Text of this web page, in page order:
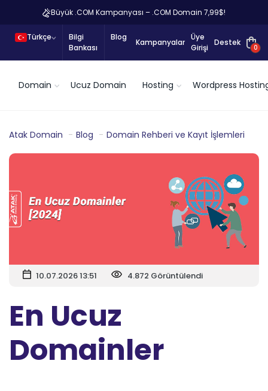
Büyük .COM Kampanyası – .COM Domain 7,99$!
Türkçe
Bilgi
Bankası
Blog
Kampanyalar
Üye
Girişi
Destek
0
Domain Ucuz Domain Hosting Wordpress
Atak Domain Blog Domain Rehberi ve Kayıt İşlemleri
10.07.2026 13:51 4.872 Görüntülendi
En Ucuz
Domainler